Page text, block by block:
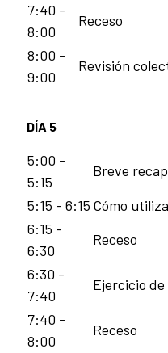
7:40 -
8:00
Receso
8:00 -
9:00
Revisión
DÍA 5
5:00 -
5:15
Breve
5:15 - 6:15 Cómo
6:15 -
6:30
Receso
6:30 -
7:40
Ejercicio
7:40 -
8:00
Receso